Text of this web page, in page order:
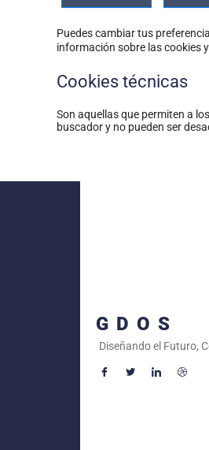
Puedes cambiar tus
información sobre las cookies
Cookies técnicas
Son aquellas que permiten a
buscador y no pueden ser
GDOS
Diseñando el Futuro,